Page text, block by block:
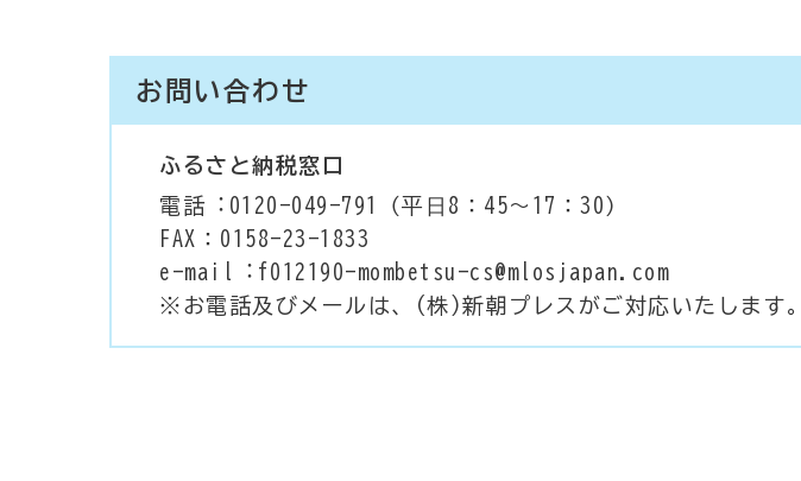
お問い合わせ
ふるさと納税窓口
電話︓0120-049-791（平⽇8：45～17：30）
FAX：0158-23-1833
e-mail︓f012190-mombetsu-cs@mlosjapan.com
※お電話及びメールは、(株)新朝プレスがご対応いたします。